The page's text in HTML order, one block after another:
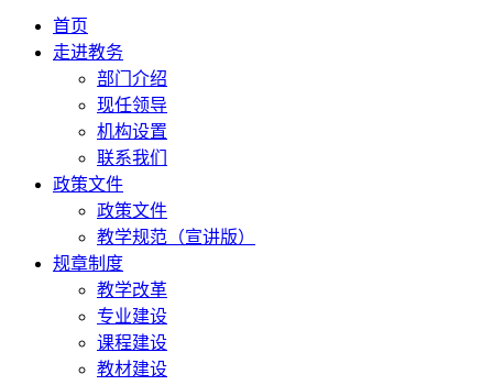
首页
走进教务
部门介绍
现任领导
机构设置
联系我们
政策文件
政策文件
教学规范（宣讲版）
规章制度
教学改革
专业建设
课程建设
教材建设